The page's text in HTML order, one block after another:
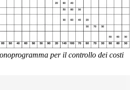
per il controllo dei costi